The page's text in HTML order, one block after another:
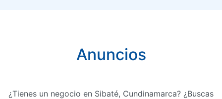
Anuncios
¿Tienes un negocio en Sibaté, Cundinamarca? ¿Buscas